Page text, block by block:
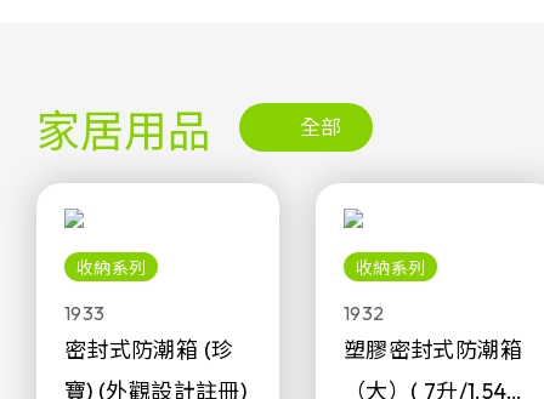
家居用品 全部
收納系列
1933
密封式防潮箱 (珍
寶) (外觀設計註冊)
收納系列
1932
塑膠密封式防潮箱
（大）( 7升/1.54加